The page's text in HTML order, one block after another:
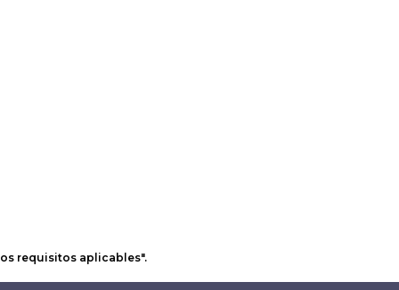
requisitos aplicables".